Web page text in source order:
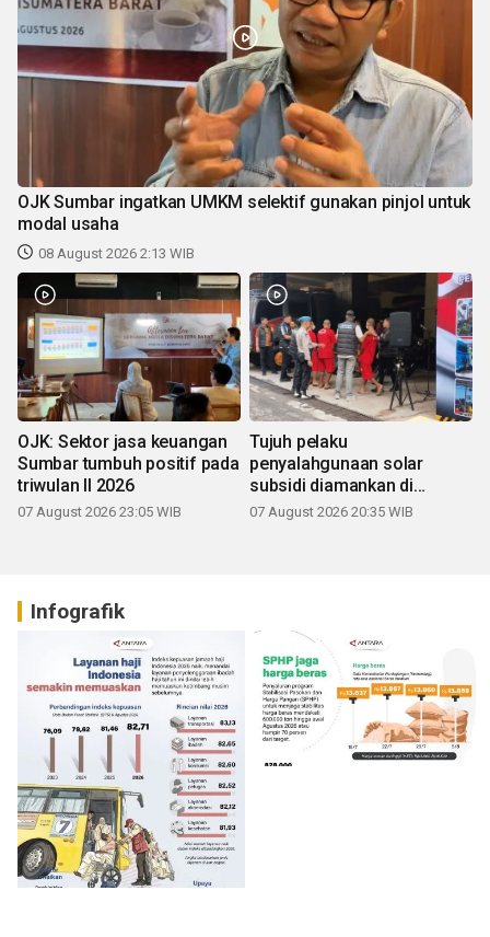
OJK Sumbar ingatkan UMKM selektif gunakan pinjol untuk
modal usaha
08 August 2026 2:13 WIB
OJK: Sektor jasa keuangan
Sumbar tumbuh positif pada
triwulan II 2026
07 August 2026 23:05 WIB
Tujuh pelaku
penyalahgunaan solar
subsidi diamankan di
Sumbar
07 August 2026 20:35 WIB
Infografik